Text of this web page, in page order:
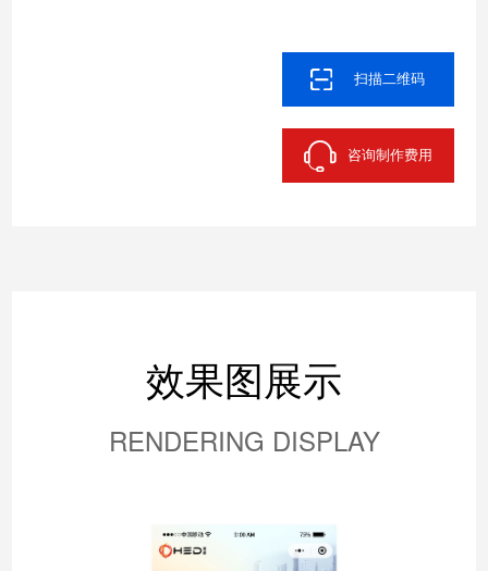
扫描二维码
咨询制作费用
效果图展示
RENDERING DISPLAY